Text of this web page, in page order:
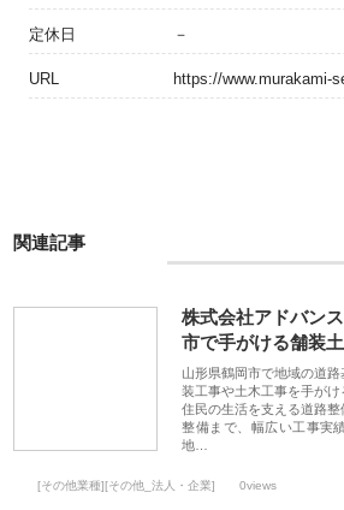
定休日 －
URL https://www.murakami-
関連記事
株式会社アドバン
市で手がける舗装
山形県鶴岡市で地域の道
装工事や土木工事を手が
住民の生活を支える道路
整備まで、幅広い工事実
地…
[その他業種][その他_法人・企業] 0views